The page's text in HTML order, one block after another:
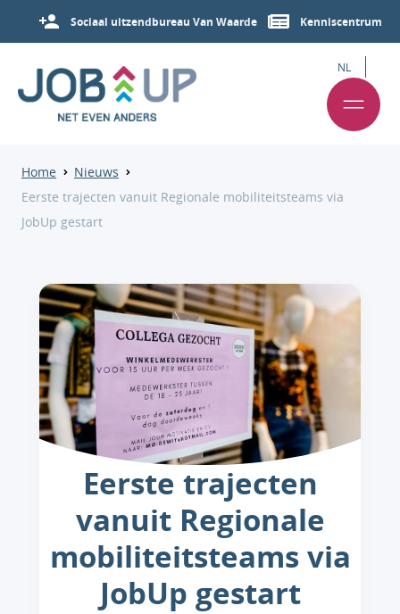
Sociaal uitzendbureau Van Waarde Kenniscentrum
NL
Home
Nieuws
Eerste trajecten vanuit Regionale mobiliteitsteams via
JobUp gestart
Eerste trajecten
vanuit Regionale
mobiliteitsteams via
JobUp gestart